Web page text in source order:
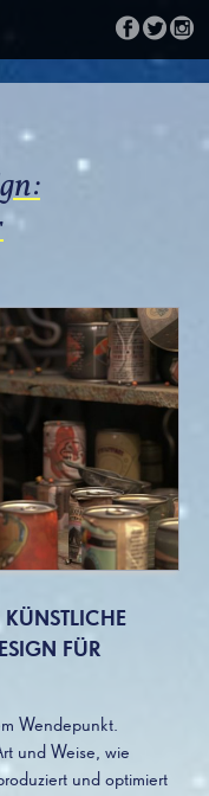
FÜR
Wendepunkt.
und Weise, wie
und optimiert